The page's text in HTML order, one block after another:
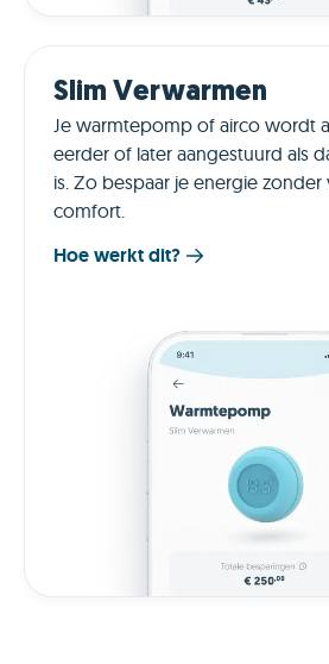
Slim Verwarmen
Je warmtepomp of airco wordt
eerder of later aangestuurd als
is. Zo bespaar je energie zonder
comfort.
Hoe werkt dit?